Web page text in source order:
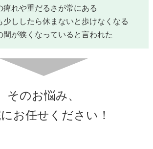
痺れや重だるさが常にある
少ししたら休まないと歩けなくなる
間が狭くなっていると言われた
そのお悩み、
お任せください！